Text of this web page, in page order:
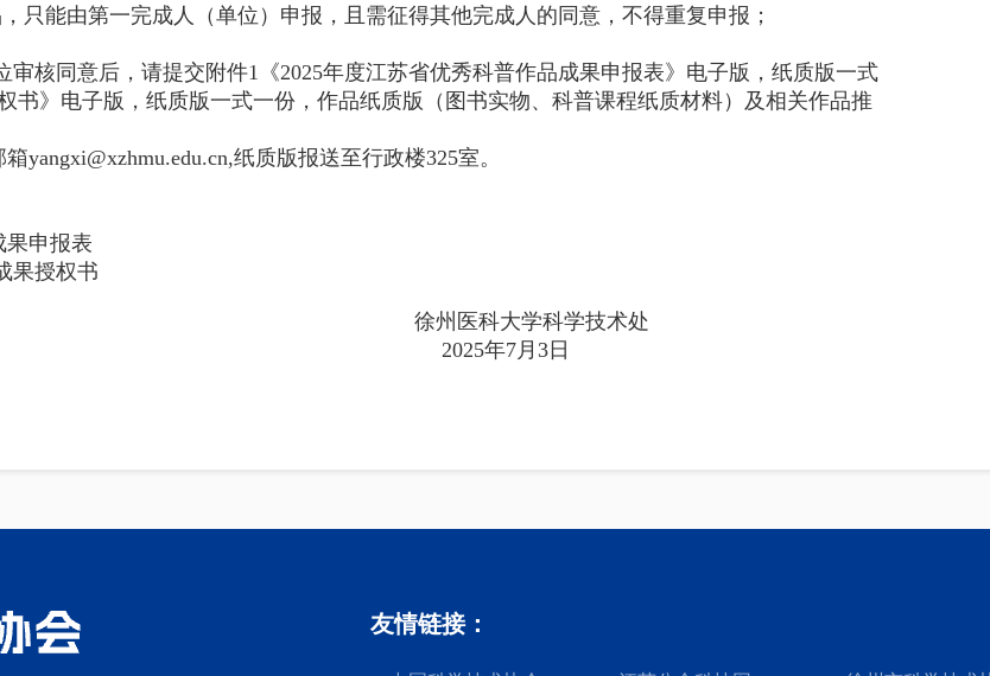
只能由第一完成人（单位）申报，且需征得其他完成人的同意，不得重复申报；
审核同意后，请提交附件1《2025年度江苏省优秀科普作品成果申报表》电子版，纸质版一式
书》电子版，纸质版一式一份，作品纸质版（图书实物、科普课程纸质材料）及相关作品推
箱yangxi@xzhmu.edu.cn,纸质版报送至行政楼325室。
果申报表
果授权书
州医科大学科学技术处
2025年7月3日
友情链接：